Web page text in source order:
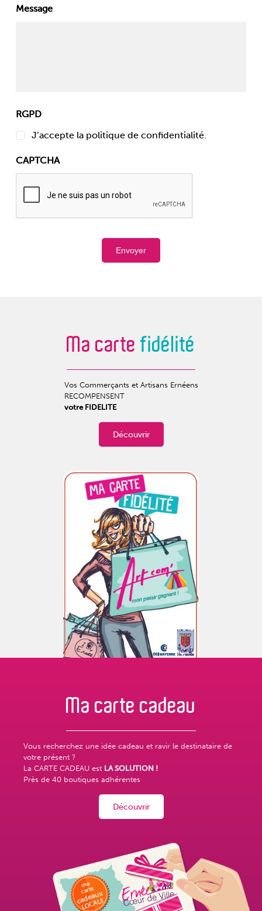
Message
RGPD
J’accepte la politique de confidentialité.
CAPTCHA
Envoyer
Ma carte fidélité
Vos Commerçants et Artisans Ernéens
RECOMPENSENT
votre FIDELITE
Découvrir
Ma carte cadeau
Vous recherchez une idée cadeau et ravir le destinataire de
votre présent ?
La CARTE CADEAU est LA SOLUTION !
Près de 40 boutiques adhérentes
Découvrir